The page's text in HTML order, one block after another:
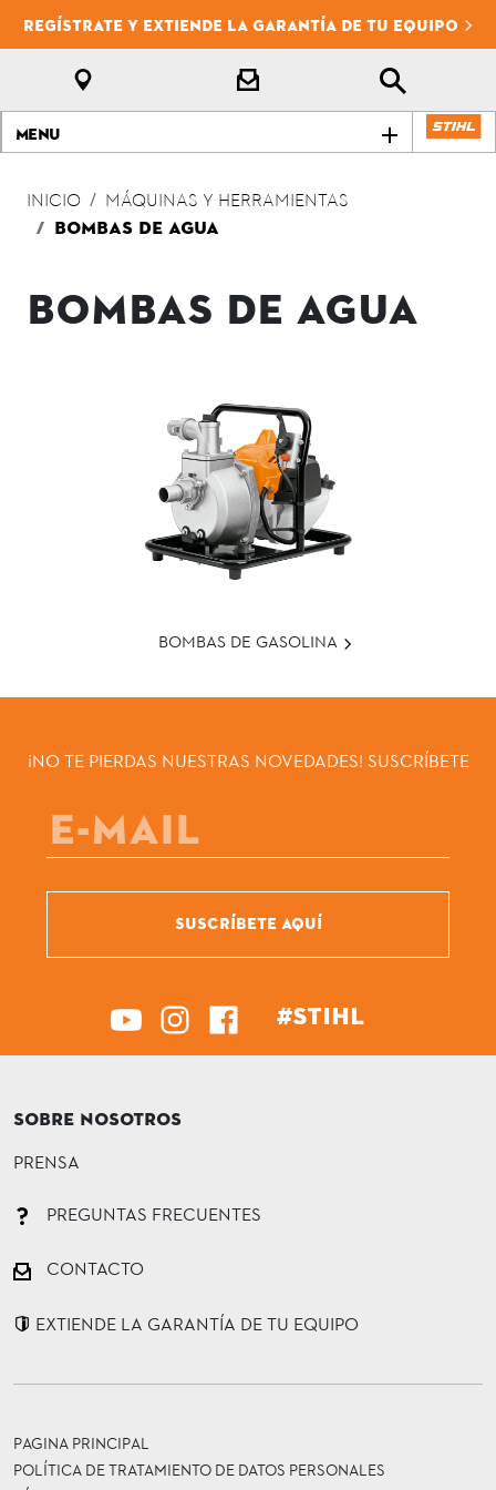
REGÍSTRATE Y EXTIENDE LA GARANTÍA DE TU EQUIPO
Menu
INICIO MÁQUINAS Y HERRAMIENTAS
BOMBAS DE AGUA
BOMBAS DE AGUA
BOMBAS DE GASOLINA
¡NO TE PIERDAS NUESTRAS NOVEDADES! SUSCRÍBETE
SUSCRÍBETE AQUÍ
#STIHL
SOBRE NOSOTROS
PRENSA
PREGUNTAS FRECUENTES
CONTACTO
EXTIENDE LA GARANTÍA DE TU EQUIPO
PAGINA PRINCIPAL
POLÍTICA DE TRATAMIENTO DE DATOS PERSONALES